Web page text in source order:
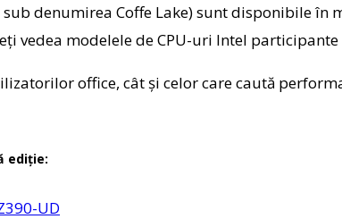
denumirea Coffe Lake) sunt disponibile
vedea modelele de CPU-uri Intel
office, cât și celor care caută
ediție:
UD